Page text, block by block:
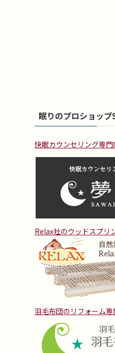
眠りのプロショッ
快眠カウンセリング専門
Relax社のウッドスプリ
羽毛布団のリフォーム専